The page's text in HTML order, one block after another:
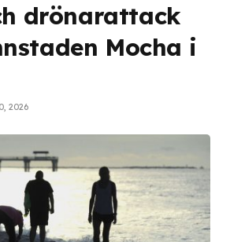
drönarattack
Mocha i
2026